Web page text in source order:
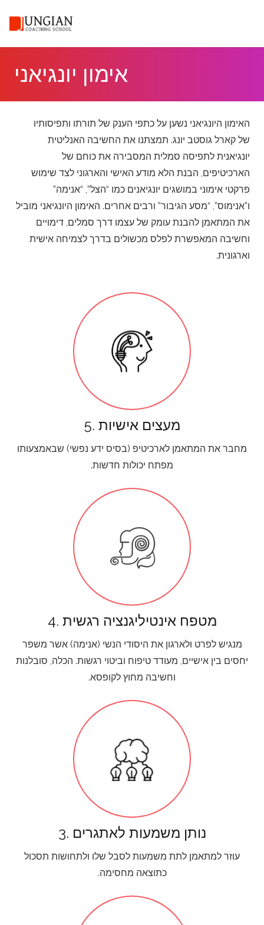
אימון יונגיאני
האימון היונגיאני נשען על כתפי הענק של תורתו ותפיסותיו
של קארל גוסטב יונג. תמצתנו את החשיבה האנליטית
יונגיאנית לתפיסה סמלית המסבירה את כוחם של
הארכיטיפים, הבנת הלא מודע האישי והארגוני לצד שימוש
פרקטי אימוני במושגים יונגיאנים כמו “הצל”, “אנימה”
ו”אנימוס”, “מסע הגיבור” ורבים אחרים. האימון היונגיאני מוביל
את המתאמן להבנת עומק של עצמו דרך סמלים, דימויים
וחשיבה המאפשרת לפלס מכשולים בדרך לצמיחה אישית
וארגונית.
5. מעצים אישיות
מחבר את המתאמן לארכיטיפ (בסיס ידע נפשי) שבאמצעותו
מפתח יכולות חדשות.
4. מטפח אינטיליגנציה רגשית
מנגיש לפרט ולארגון את היסודי הנשי (אנימה) אשר משפר
יחסים בין אישיים, מעודד טיפוח וביטוי רגשות. הכלה, סובלנות
וחשיבה מחוץ לקופסא.
3. נותן משמעות לאתגרים
עוזר למתאמן לתת משמעות לסבל שלו ולתחושות תסכול
כתוצאה מחסימה.